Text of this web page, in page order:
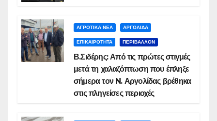
ΑΓΡΟΤΙΚΑ ΝΕΑ ΑΡΓΟΛΙΔΑ
ΕΠΙΚΑΙΡΟΤΗΤΑ ΠΕΡΙΒΑΛΛΟΝ
Β.Σιδέρης: Από τις πρώτες στιγμές
μετά τη χαλαζόπτωση που έπληξε
σήμερα τον N. Αργολίδας βρέθηκα
στις πληγείσες περιοχές